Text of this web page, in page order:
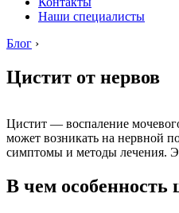
Наши специалисты
Блог ›
Цистит от нервов
Цистит — воспаление
может возникать на нервной
симптомы и методы лечения.
В чем особенность